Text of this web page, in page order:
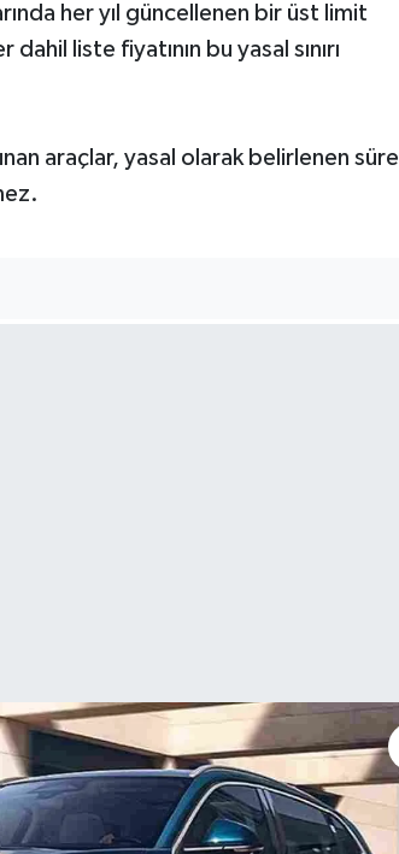
her yıl güncellenen bir üst limit
liste fiyatının bu yasal sınırı
araçlar, yasal olarak belirlenen süre